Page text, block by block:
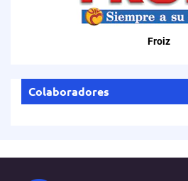
Froiz
Colaboradores